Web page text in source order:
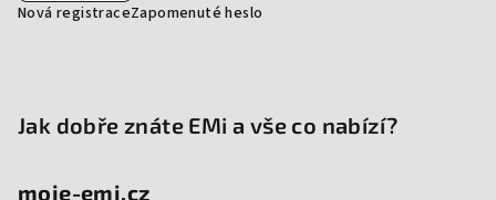
Nová registraceZapomenuté heslo
Jak dobře znáte EMi a vše co nabízí?
moje-emi.cz